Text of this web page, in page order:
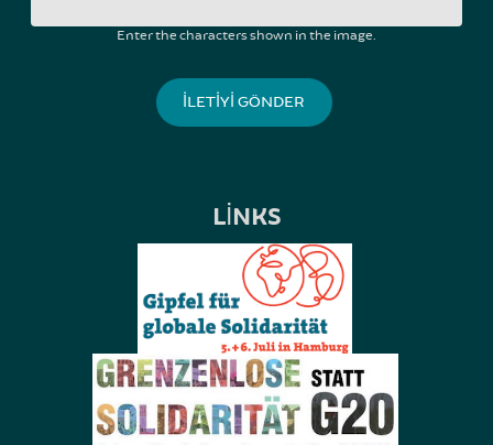
Enter the characters shown in the image.
LINKS